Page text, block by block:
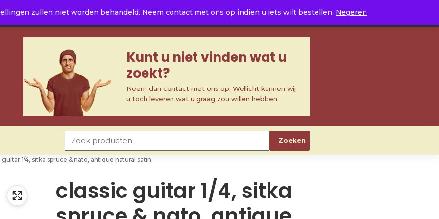
zullen niet worden behandeld. Neem contact met ons op indien u iets wilt bestellen. Negeren
Kunt u niet vinden wat u
zoekt?
Neem dan contact met ons op. Wellicht kunnen wij
u toch leveren wat u graag zou willen hebben.
Zoeken
guitar 1/4, sitka spruce & nato, antique natural satin
classic guitar 1/4, sitka